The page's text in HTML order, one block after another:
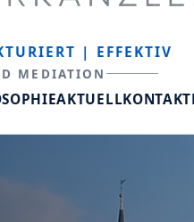
| EFFEKTIV
MEDIATION
AKTUELLKONTAKT